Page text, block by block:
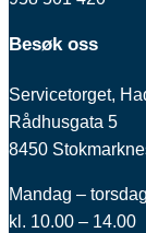
Besøk oss
Servicetorget,
Rådhusgata 5
8450
Mandag –
kl. 10.00 – 14.00